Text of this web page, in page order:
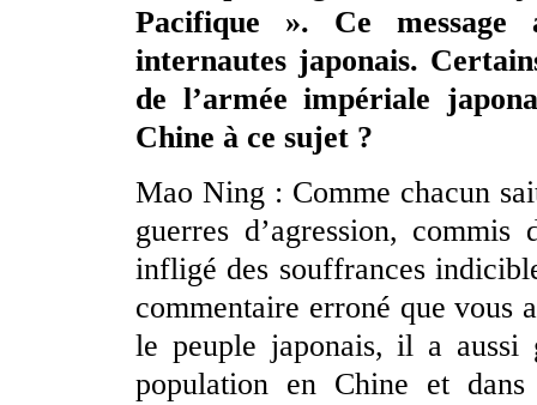
Pacifique ». Ce message
internautes japonais.
de l’armée impériale
Chine à ce sujet ?
Mao Ning : Comme chacun
guerres d’agression,
infligé des souffrances
commentaire erroné que vous
le peuple japonais, il a aussi
population en Chine et dans